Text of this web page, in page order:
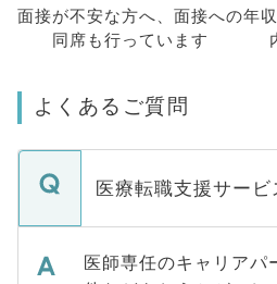
面接が不安な方へ、 面接への
同席も行っています
年
よくあるご質問
医療転職支援サービ
医師専任のキャリアパ